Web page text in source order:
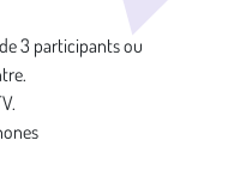
3 participants ou